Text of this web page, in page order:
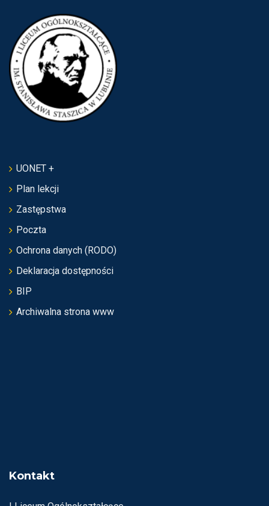
UONET +
Plan lekcji
Zastępstwa
Poczta
Ochrona danych (RODO)
Deklaracja dostępności
BIP
Archiwalna strona www
Kontakt